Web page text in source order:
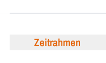
Zeitrahmen